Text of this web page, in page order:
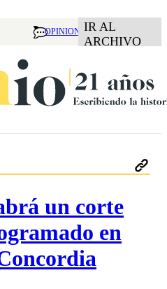
OPINION IR AL
ARCHIVO
un corte
en